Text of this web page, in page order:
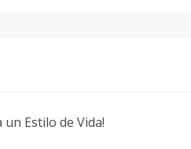
un Estilo de Vida!